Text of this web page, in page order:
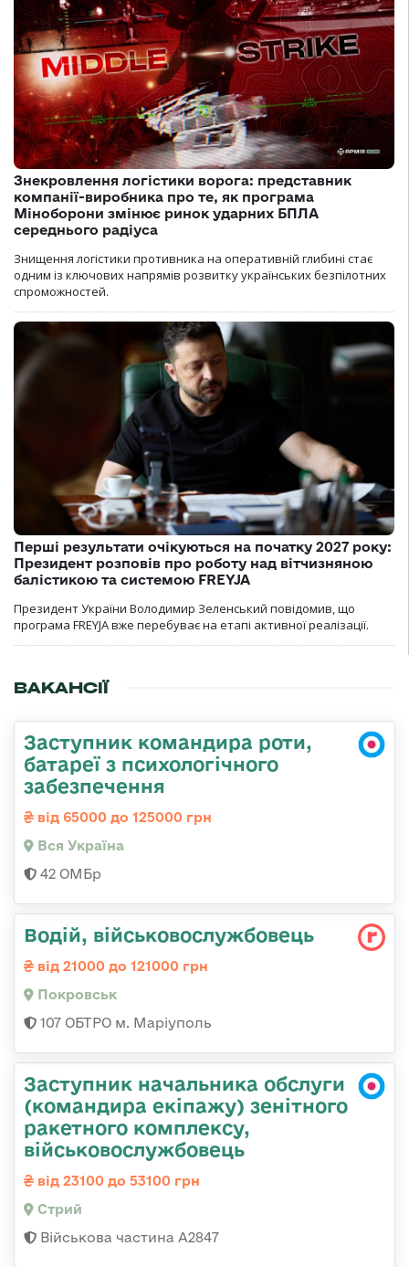
Знекровлення логістики ворога: представник
компанії-виробника про те, як програма
Міноборони змінює ринок ударних БПЛА
середнього радіуса
Знищення логістики противника на оперативній глибині стає
одним із ключових напрямів розвитку українських безпілотних
спроможностей.
Перші результати очікуються на початку 2027 року:
Президент розповів про роботу над вітчизняною
балістикою та системою FREYJA
Президент України Володимир Зеленський повідомив, що
програма FREYJA вже перебуває на етапі активної реалізації.
ВАКАНСІЇ
Заступник командира роти,
батареї з психологічного
забезпечення
від 65000 до 125000 грн
Вся Україна
42 ОМБр
Водій, військовослужбовець
від 21000 до 121000 грн
Покровськ
107 ОБТРО м. Маріуполь
Заступник начальника обслуги
(командира екіпажу) зенітного
ракетного комплексу,
військовослужбовець
від 23100 до 53100 грн
Стрий
Військова частина А2847